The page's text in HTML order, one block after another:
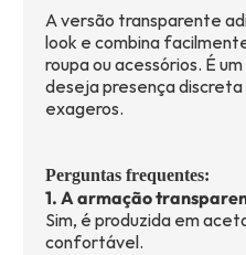
A versão transparente
look e combina
roupa ou acessórios. É
deseja presença
exageros.
Perguntas frequentes:
1. A armação
Sim, é produzida em
confortável.